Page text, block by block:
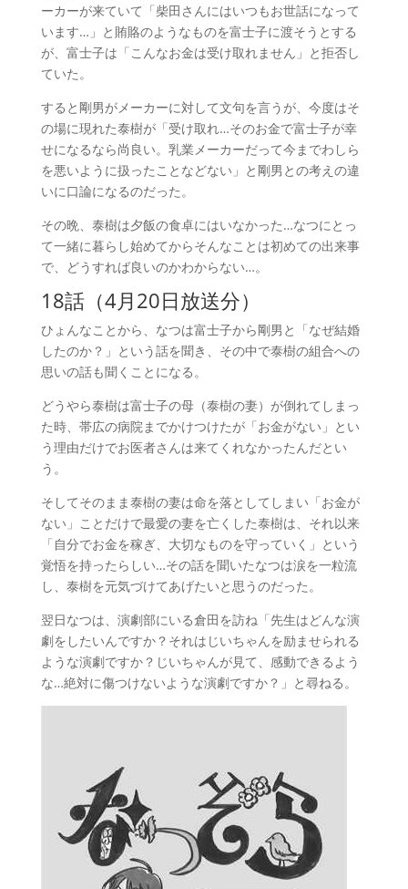
ーカーが来ていて「柴田さんにはいつもお世話になって
います…」と賄賂のようなものを富士子に渡そうとする
が、富士子は「こんなお金は受け取れません」と拒否し
ていた。
すると剛男がメーカーに対して文句を言うが、今度はそ
の場に現れた泰樹が「受け取れ…そのお金で富士子が幸
せになるなら尚良い。乳業メーカーだって今までわしら
を悪いように扱ったことなどない」と剛男との考えの違
いに口論になるのだった。
その晩、泰樹は夕飯の食卓にはいなかった…なつにとっ
て一緒に暮らし始めてからそんなことは初めての出来事
で、どうすれば良いのかわからない…。
18話（4月20日放送分）
ひ ょんなことから、なつは富士子から剛男と「なぜ結婚
したのか？」という話を聞き、その中で泰樹の組合への
思いの話も聞くことになる。
どうやら泰樹は富士子の母（泰樹の妻）が倒れてしまっ
た時、帯広の病院までかけつけたが「お金がない」とい
う理由だけでお医者さんは来てくれなかったんだとい
う。
そしてそのまま泰樹の妻は命を落としてしまい「お金が
ない」ことだけで最愛の妻を亡くした泰樹は、それ以来
「自分でお金を稼ぎ、大切なものを守っていく」という
覚悟を持ったらしい…その話を聞いたなつは涙を一粒流
し、泰樹を元気づけてあげたいと思うのだった。
翌日なつは、演劇部にいる倉田を訪ね「先生はどんな演
劇をしたいんですか？それはじいちゃんを励ませられる
ような演劇ですか？じいちゃんが見て、感動できるよう
な…絶対に傷つけないような演劇ですか？」と尋ねる。